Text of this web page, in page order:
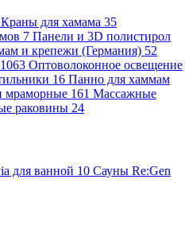
Краны для хамама 35
7 Панели и 3D полистирол
и крепежи (Германия) 52
1063 Оптоволоконное освещение
16 Панно для хаммам
мраморные 161 Массажные
раковины 24
для ванной 10 Сауны Re:Gen